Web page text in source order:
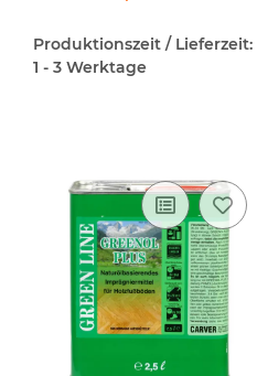
Produktionszeit / Lieferzeit:
1 - 3 Werktage